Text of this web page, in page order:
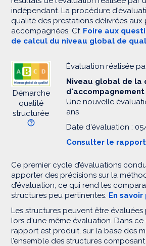
indépendant. La procédure
qualité des prestations délivrées aux
accompagnées. Cf. Foire aux
de calcul du niveau global de
Démarche
qualité
structurée
Évaluation réalisée
Niveau global de la
Une nouvelle
ans
Date d'évaluation :
Consulter le
Ce premier cycle d’évaluations
apporter des précisions sur la
d’évaluation, ce qui rend les
structures peu pertinentes. En savoir
Les structures peuvent être
lors d'une même évaluation. Dans ce
rapport est produit, sur la base des
l’ensemble des structures